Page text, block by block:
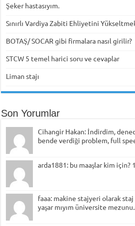
Şeker hastasıyım.
Sınırlı Vardiya Zabiti Ehliyetini
BOTAŞ/ SOCAR gibi firmalara nasıl girilir?
STCW 5 temel harici soru ve cevaplar
Liman stajı
Son Yorumlar
Cihangir Hakan: İndirdim,
bende verdiği problem, full
arda1881: bu maaşlar kim için?
faaa: makine stajyeri olarak
yaşar mıyım üniversite